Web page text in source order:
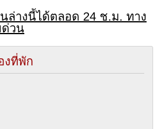
ล่างนี้ได้ตลอด 24 ช.ม. ทาง
ด่วน
งที่พัก